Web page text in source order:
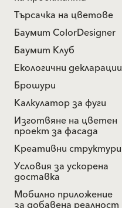
Търсачка на цветове
Баумит ColorDesigner
Баумит Клуб
Екологични декларации
Брошури
Калкулатор за фуги
Изготвяне на цветен
проект за фасада
Креативни структури
Условия за ускорена
доставка
Мобилно приложение